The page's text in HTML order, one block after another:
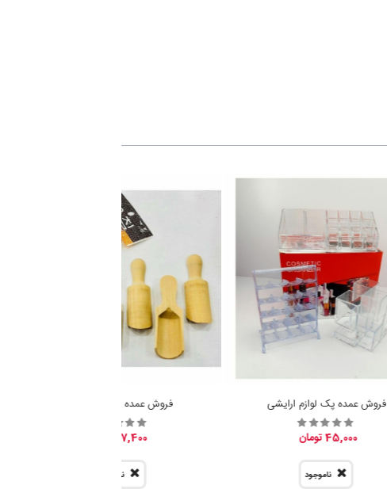
فروش عمده پک لوازم ارایشی
45,000 تومان
ناموجود
فروش عمده پیمانه سرتاس
7,400 تومان
ناموجود